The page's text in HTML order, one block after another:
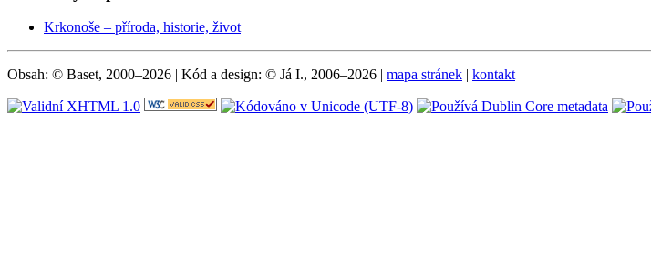
Krkonoše – příroda, historie, život
Obsah: © Baset, 2000–2026 | Kód a design: © Já I., 2006–2026 | mapa stránek | kontakt